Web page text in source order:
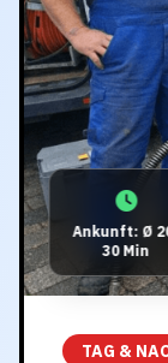
Ankunft: Ø
30 Min
TAG &